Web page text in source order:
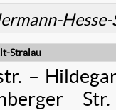
Hesse-
Stralau
–